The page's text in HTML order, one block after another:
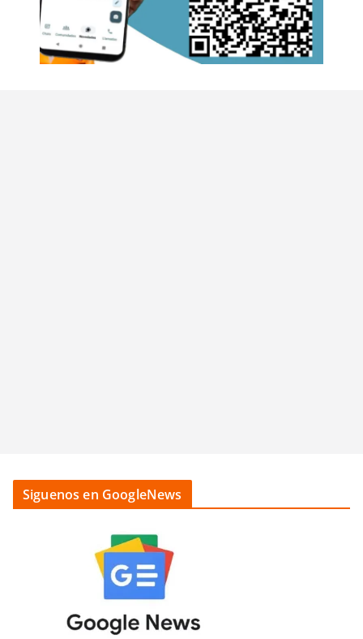
Siguenos en GoogleNews